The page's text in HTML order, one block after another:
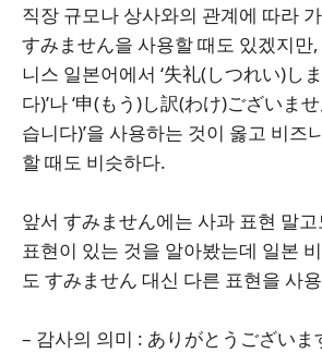
직장 규모나 상사와의 관계에 따라
すみません을 사용할 때도 있겠지만
니스 일본어에서 ‘失礼(しつれい)し
다)’나 ‘申(もう)し訳(わけ)ございま
습니다)’을 사용하는 것이 옳고 비즈
할 때도 비슷하다.
앞서 すみません에는 사과 표현 말
표현이 있는 것을 알아봤는데 일본
도 すみません 대신 다른 표현을 사
– 감사의 의미 : ありがとうございま